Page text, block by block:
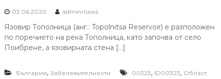
03.06.2020 adminrilaws
Язовир Тополница (анг.: Topolnitsa Reservoir) е разположен
по поречието на река Тополница, като започва от село
Поибрене, а язовирната стена […]
България, Забележителности 00323, ID00323, Област